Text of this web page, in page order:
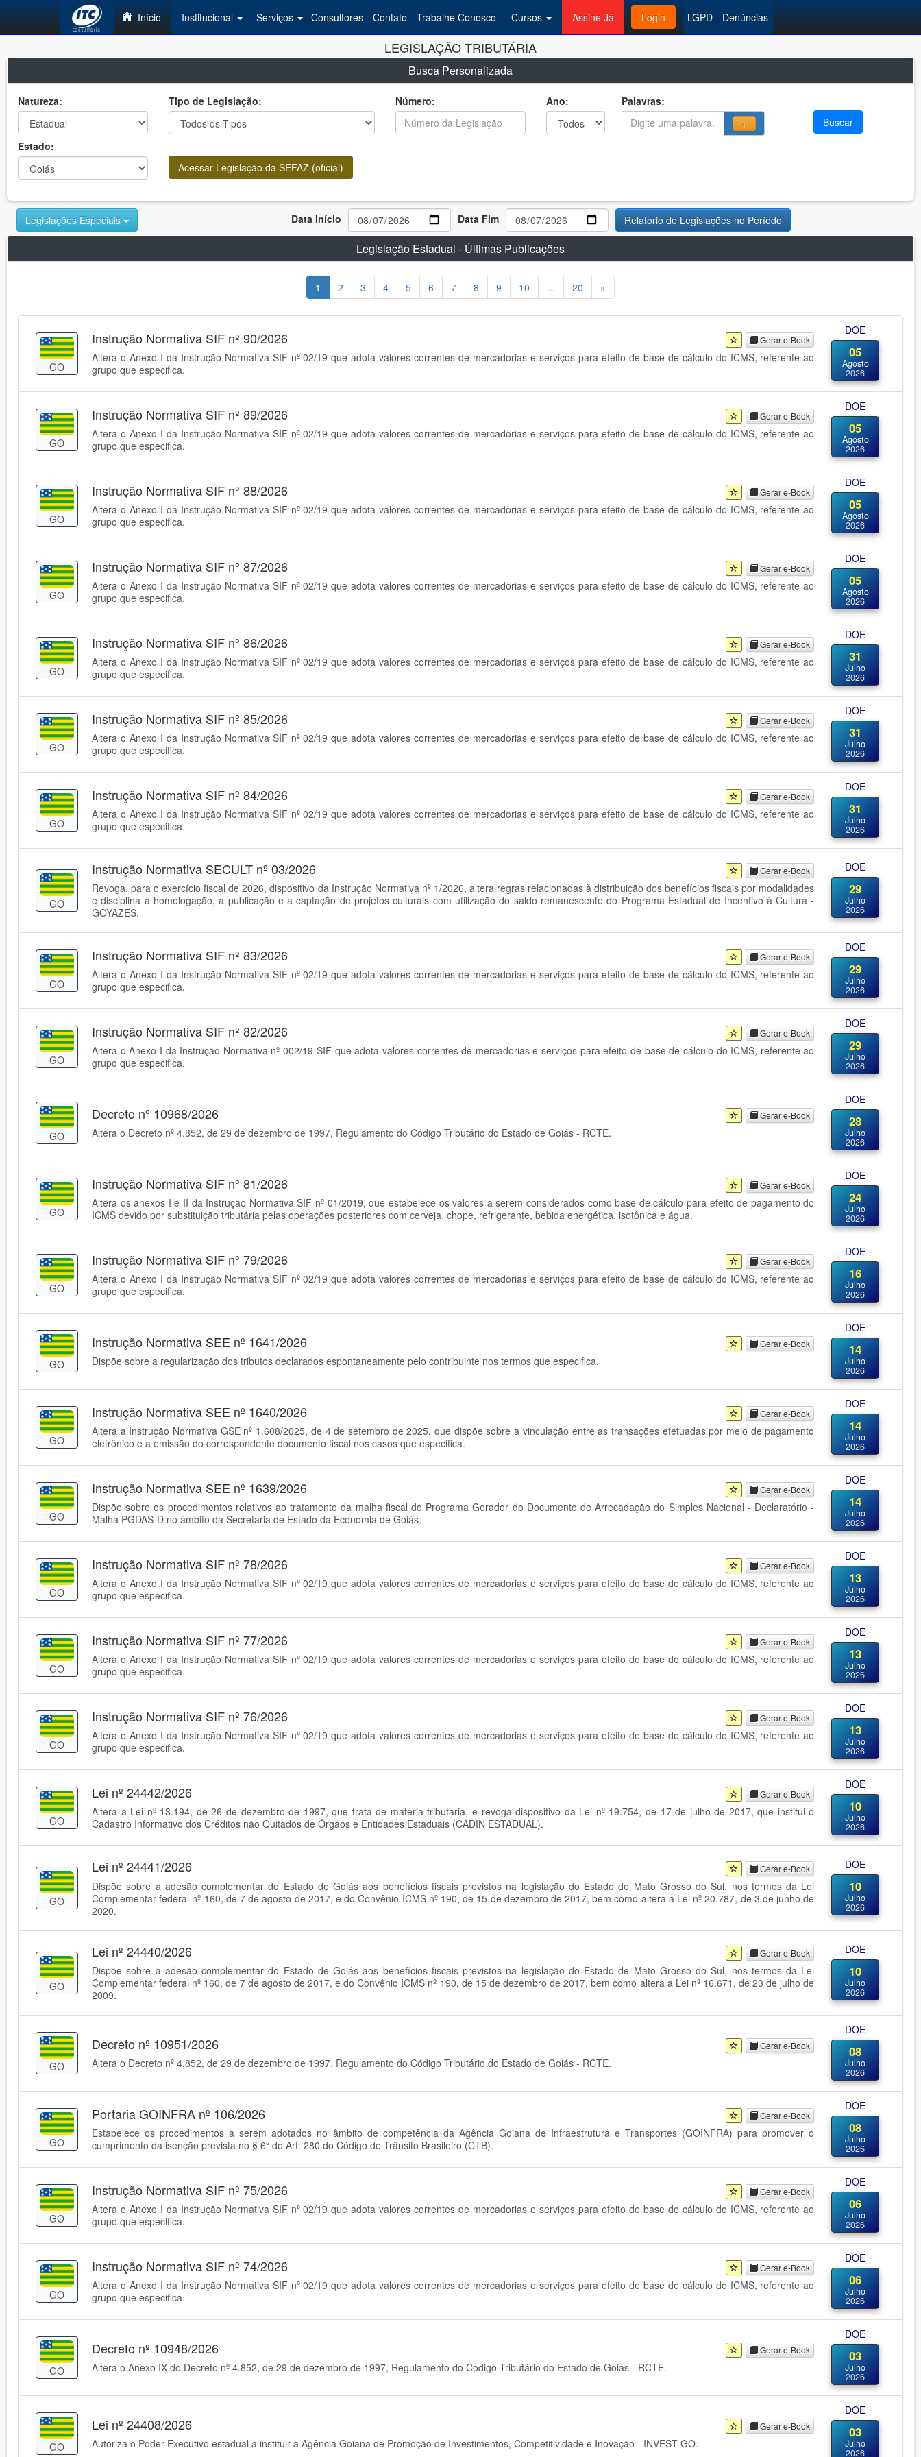
Início Institucional Serviços Consultores Contato Trabalhe Conosco Cursos Assine Já Login LGPD Denúncias
LEGISLAÇÃO TRIBUTÁRIA
Busca Personalizada
Natureza: Tipo de Legislação: Número: Ano:
Palavras:
+
Buscar
Estado:
Acessar Legislação da SEFAZ (oficial)
Legislações Especiais Data Início Data Fim Relatório de Legislações no Período
Legislação Estadual - Últimas Publicações
1 2 3 4 5 6 7 8 9 10 ... 20 »
GO
Instrução Normativa SIF nº 90/2026 Gerar e-Book
Altera o Anexo I da Instrução Normativa SIF nº 02/19 que adota valores correntes de mercadorias e serviços para efeito de base de cálculo do ICMS, referente ao
grupo que especifica.
DOE
05
Agosto
2026
GO
Instrução Normativa SIF nº 89/2026 Gerar e-Book
Altera o Anexo I da Instrução Normativa SIF nº 02/19 que adota valores correntes de mercadorias e serviços para efeito de base de cálculo do ICMS, referente ao
grupo que especifica.
DOE
05
Agosto
2026
GO
Instrução Normativa SIF nº 88/2026 Gerar e-Book
Altera o Anexo I da Instrução Normativa SIF nº 02/19 que adota valores correntes de mercadorias e serviços para efeito de base de cálculo do ICMS, referente ao
grupo que especifica.
DOE
05
Agosto
2026
GO
Instrução Normativa SIF nº 87/2026 Gerar e-Book
Altera o Anexo I da Instrução Normativa SIF nº 02/19 que adota valores correntes de mercadorias e serviços para efeito de base de cálculo do ICMS, referente ao
grupo que especifica.
DOE
05
Agosto
2026
GO
Instrução Normativa SIF nº 86/2026 Gerar e-Book
Altera o Anexo I da Instrução Normativa SIF nº 02/19 que adota valores correntes de mercadorias e serviços para efeito de base de cálculo do ICMS, referente ao
grupo que especifica.
DOE
31
Julho
2026
GO
Instrução Normativa SIF nº 85/2026 Gerar e-Book
Altera o Anexo I da Instrução Normativa SIF nº 02/19 que adota valores correntes de mercadorias e serviços para efeito de base de cálculo do ICMS, referente ao
grupo que especifica.
DOE
31
Julho
2026
GO
Instrução Normativa SIF nº 84/2026 Gerar e-Book
Altera o Anexo I da Instrução Normativa SIF nº 02/19 que adota valores correntes de mercadorias e serviços para efeito de base de cálculo do ICMS, referente ao
grupo que especifica.
DOE
31
Julho
2026
GO
Instrução Normativa SECULT nº 03/2026 Gerar e-Book
Revoga, para o exercício fiscal de 2026, dispositivo da Instrução Normativa nº 1/2026, altera regras relacionadas à distribuição dos benefícios fiscais por modalidades
e disciplina a homologação, a publicação e a captação de projetos culturais com utilização do saldo remanescente do Programa Estadual de Incentivo à Cultura -
GOYAZES.
DOE
29
Julho
2026
GO
Instrução Normativa SIF nº 83/2026 Gerar e-Book
Altera o Anexo I da Instrução Normativa SIF nº 02/19 que adota valores correntes de mercadorias e serviços para efeito de base de cálculo do ICMS, referente ao
grupo que especifica.
DOE
29
Julho
2026
GO
Instrução Normativa SIF nº 82/2026 Gerar e-Book
Altera o Anexo I da Instrução Normativa nº 002/19-SIF que adota valores correntes de mercadorias e serviços para efeito de base de cálculo do ICMS, referente ao
grupo que especifica.
DOE
29
Julho
2026
GO
Decreto nº 10968/2026 Gerar e-Book
Altera o Decreto nº 4.852, de 29 de dezembro de 1997, Regulamento do Código Tributário do Estado de Goiás - RCTE.
DOE
28
Julho
2026
GO
Instrução Normativa SIF nº 81/2026 Gerar e-Book
Altera os anexos I e II da Instrução Normativa SIF nº 01/2019, que estabelece os valores a serem considerados como base de cálculo para efeito de pagamento do
ICMS devido por substituição tributária pelas operações posteriores com cerveja, chope, refrigerante, bebida energética, isotônica e água.
DOE
24
Julho
2026
GO
Instrução Normativa SIF nº 79/2026 Gerar e-Book
Altera o Anexo I da Instrução Normativa SIF nº 02/19 que adota valores correntes de mercadorias e serviços para efeito de base de cálculo do ICMS, referente ao
grupo que especifica.
DOE
16
Julho
2026
GO
Instrução Normativa SEE nº 1641/2026 Gerar e-Book
Dispõe sobre a regularização dos tributos declarados espontaneamente pelo contribuinte nos termos que especifica.
DOE
14
Julho
2026
GO
Instrução Normativa SEE nº 1640/2026 Gerar e-Book
Altera a Instrução Normativa GSE nº 1.608/2025, de 4 de setembro de 2025, que dispõe sobre a vinculação entre as transações efetuadas por meio de pagamento
eletrônico e a emissão do correspondente documento fiscal nos casos que especifica.
DOE
14
Julho
2026
GO
Instrução Normativa SEE nº 1639/2026 Gerar e-Book
Dispõe sobre os procedimentos relativos ao tratamento da malha fiscal do Programa Gerador do Documento de Arrecadação do Simples Nacional - Declaratório -
Malha PGDAS-D no âmbito da Secretaria de Estado da Economia de Goiás.
DOE
14
Julho
2026
GO
Instrução Normativa SIF nº 78/2026 Gerar e-Book
Altera o Anexo I da Instrução Normativa SIF nº 02/19 que adota valores correntes de mercadorias e serviços para efeito de base de cálculo do ICMS, referente ao
grupo que especifica.
DOE
13
Julho
2026
GO
Instrução Normativa SIF nº 77/2026 Gerar e-Book
Altera o Anexo I da Instrução Normativa SIF nº 02/19 que adota valores correntes de mercadorias e serviços para efeito de base de cálculo do ICMS, referente ao
grupo que especifica.
DOE
13
Julho
2026
GO
Instrução Normativa SIF nº 76/2026 Gerar e-Book
Altera o Anexo I da Instrução Normativa SIF nº 02/19 que adota valores correntes de mercadorias e serviços para efeito de base de cálculo do ICMS, referente ao
grupo que especifica.
DOE
13
Julho
2026
GO
Lei nº 24442/2026 Gerar e-Book
Altera a Lei nº 13.194, de 26 de dezembro de 1997, que trata de matéria tributária, e revoga dispositivo da Lei nº 19.754, de 17 de julho de 2017, que institui o
Cadastro Informativo dos Créditos não Quitados de Órgãos e Entidades Estaduais (CADIN ESTADUAL).
DOE
10
Julho
2026
GO
Lei nº 24441/2026 Gerar e-Book
Dispõe sobre a adesão complementar do Estado de Goiás aos benefícios fiscais previstos na legislação do Estado de Mato Grosso do Sul, nos termos da Lei
Complementar federal nº 160, de 7 de agosto de 2017, e do Convênio ICMS nº 190, de 15 de dezembro de 2017, bem como altera a Lei nº 20.787, de 3 de junho de
2020.
DOE
10
Julho
2026
GO
Lei nº 24440/2026 Gerar e-Book
Dispõe sobre a adesão complementar do Estado de Goiás aos benefícios fiscais previstos na legislação do Estado de Mato Grosso do Sul, nos termos da Lei
Complementar federal nº 160, de 7 de agosto de 2017, e do Convênio ICMS nº 190, de 15 de dezembro de 2017, bem como altera a Lei nº 16.671, de 23 de julho de
2009.
DOE
10
Julho
2026
GO
Decreto nº 10951/2026 Gerar e-Book
Altera o Decreto nº 4.852, de 29 de dezembro de 1997, Regulamento do Código Tributário do Estado de Goiás - RCTE.
DOE
08
Julho
2026
GO
Portaria GOINFRA nº 106/2026 Gerar e-Book
Estabelece os procedimentos a serem adotados no âmbito de competência da Agência Goiana de Infraestrutura e Transportes (GOINFRA) para promover o
cumprimento da isenção prevista no § 6º do Art. 280 do Código de Trânsito Brasileiro (CTB).
DOE
08
Julho
2026
GO
Instrução Normativa SIF nº 75/2026 Gerar e-Book
Altera o Anexo I da Instrução Normativa SIF nº 02/19 que adota valores correntes de mercadorias e serviços para efeito de base de cálculo do ICMS, referente ao
grupo que especifica.
DOE
06
Julho
2026
GO
Instrução Normativa SIF nº 74/2026 Gerar e-Book
Altera o Anexo I da Instrução Normativa SIF nº 02/19 que adota valores correntes de mercadorias e serviços para efeito de base de cálculo do ICMS, referente ao
grupo que especifica.
DOE
06
Julho
2026
GO
Decreto nº 10948/2026 Gerar e-Book
Altera o Anexo IX do Decreto nº 4.852, de 29 de dezembro de 1997, Regulamento do Código Tributário do Estado de Goiás - RCTE.
DOE
03
Julho
2026
GO
Lei nº 24408/2026 Gerar e-Book
Autoriza o Poder Executivo estadual a instituir a Agência Goiana de Promoção de Investimentos, Competitividade e Inovação - INVEST GO.
DOE
03
Julho
2026